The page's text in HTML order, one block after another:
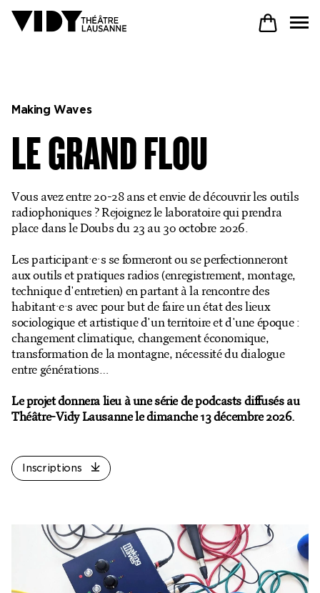
AU PROGRAMME
PARTICIPER
VENIR À VIDY
Le Théâtre
Productions
Billetterie en ligne
Mon compte
Making Waves
LE GRAND FLOU
Vous avez entre 20-28 ans et envie de découvrir les outils
radiophoniques ? Rejoignez le laboratoire qui prendra
place dans le Doubs du 23 au 30 octobre 2026.
Les participant·e·s se formeront ou se perfectionneront
aux outils et pratiques radios (enregistrement, montage,
technique d'entretien) en partant à la rencontre des
habitant·e·s avec pour but de faire un état des lieux
sociologique et artistique d'un territoire et d'une époque :
changement climatique, changement économique,
transformation de la montagne, nécessité du dialogue
entre générations…
Le projet donnera lieu à une série de podcasts diffusés au
Théâtre-Vidy Lausanne le dimanche 13 décembre 2026.
Inscriptions